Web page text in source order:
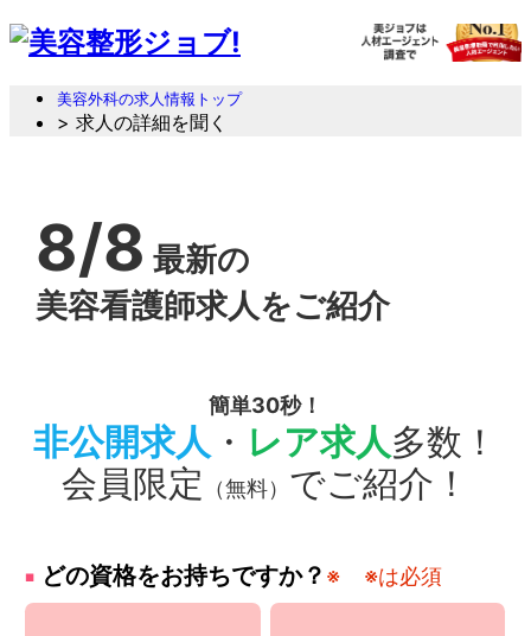
美容外科の求人情報トップ
> 求人の詳細を聞く
8/8 最新の
美容看護師求人をご紹介
簡単30秒！
非公開求人 ・ レア求人多数！
会員限定
（無料） でご紹介！
どの資格をお持ちですか？ ※ ※は必須